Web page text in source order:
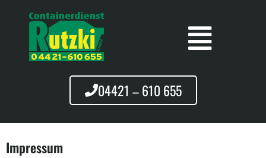
04421 – 610 655
Impressum